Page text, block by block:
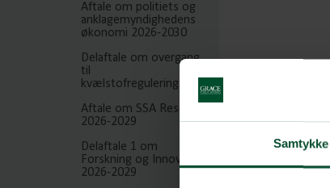
Samtykke
Aftale om politiets og
anklagemyndighedens
økonomi 2026-2030
Delaftale om overgang
til
kvælstofreguleringsmodel
Aftale om SSA Reserven
2026-2029
Delaftale 1 om
Forskning og Innovation
2026-2029